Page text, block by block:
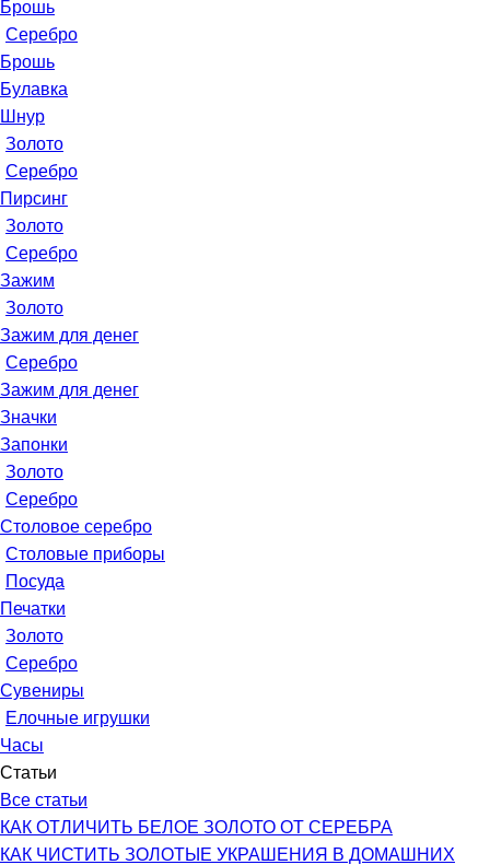
Брошь
Серебро
Брошь
Булавка
Шнур
Золото
Серебро
Пирсинг
Золото
Серебро
Зажим
Золото
Зажим для денег
Серебро
Зажим для денег
Значки
Запонки
Золото
Серебро
Столовое серебро
Столовые приборы
Посуда
Печатки
Золото
Серебро
Сувениры
Елочные игрушки
Часы
Статьи
Все статьи
КАК ОТЛИЧИТЬ БЕЛОЕ ЗОЛОТО ОТ СЕРЕБРА
КАК ЧИСТИТЬ ЗОЛОТЫЕ УКРАШЕНИЯ В ДОМАШНИХ